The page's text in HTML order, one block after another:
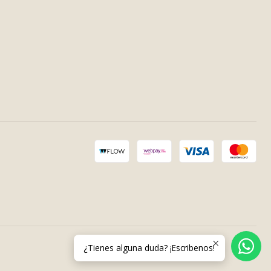
¿Tienes alguna duda? ¡Escribenos!